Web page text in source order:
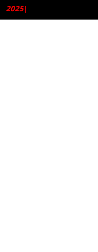
e
l
o
2025|